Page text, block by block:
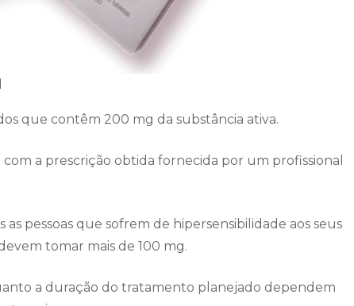
que contêm 200 mg da substância ativa.
a prescrição obtida fornecida por um profissional
pessoas que sofrem de hipersensibilidade aos seus
tomar mais de 100 mg.
a duração do tratamento planejado dependem